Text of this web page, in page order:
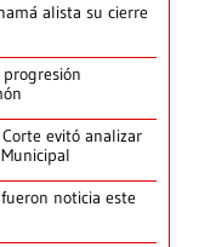
alista su cierre
evitó analizar
noticia este